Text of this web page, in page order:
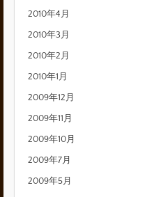
2010年4月
2010年3月
2010年2月
2010年1月
2009年12月
2009年11月
2009年10月
2009年7月
2009年5月